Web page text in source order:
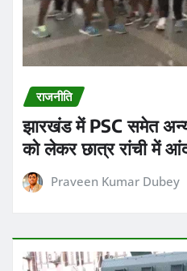
राजनीति
झारखंड में PSC समेत अन्य
को लेकर छात्र रांची में
Praveen Kumar Dubey